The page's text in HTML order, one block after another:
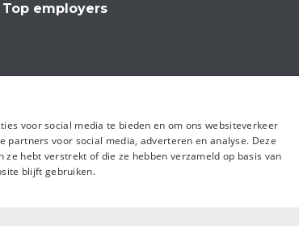
Top employers
voor social media te bieden en om ons websiteverkeer
voor social media, adverteren en analyse. Deze
hebt verstrekt of die ze hebben verzameld op basis van
blijft gebruiken.